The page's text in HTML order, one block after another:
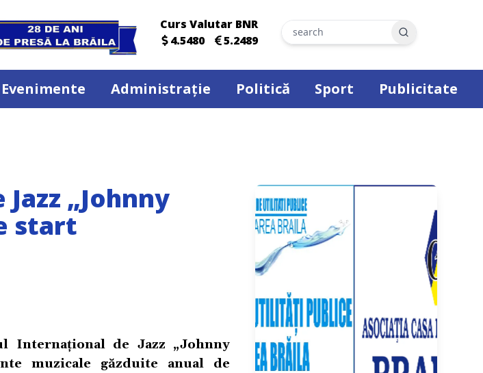
Curs Valutar BNR
4.5480
5.2489
Search
Evenimente Administrație Politică Sport Publicitate
„Johnny
start
Internațional de Jazz „Johnny
muzicale găzduite anual de